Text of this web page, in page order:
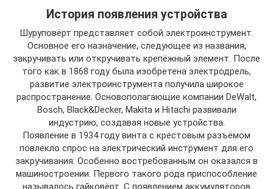
История появления устройства
Шуруповёрт представляет собой электроинструмент.
Основное его назначение, следующее из названия,
закручивать или откручивать крепёжный элемент. После
того как в 1868 году была изобретена электродрель,
развитие электроинструмента получила широкое
распространение. Основополагающие компании DeWalt,
Bosch, Black&Decker, Makita и Hitachi развивали
индустрию, создавая новые устройства.
Появление в 1934 году винта с крестовым разъёмом
повлекло спрос на электрический инструмент для его
закручивания. Особенно востребованным он оказался в
машиностроении. Первого такого рода приспособление
называлось гайковёрт. С появлением аккумуляторов